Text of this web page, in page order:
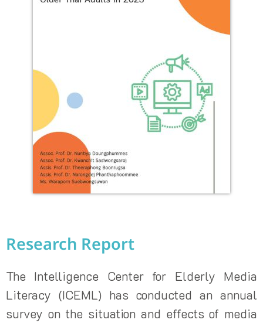
Research Report
The Intelligence Center for Elderly Media
Literacy (ICEML) has conducted an annual
survey on the situation and effects of media